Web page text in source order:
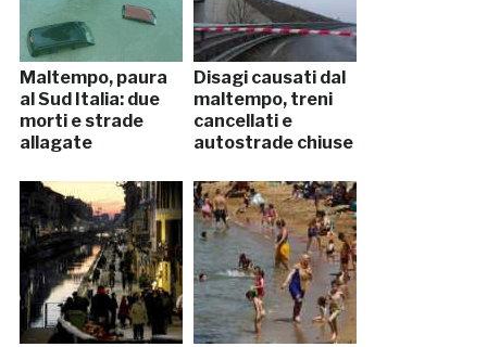
Maltempo, paura
al Sud Italia: due
morti e strade
allagate
Disagi causati dal
maltempo, treni
cancellati e
autostrade chiuse